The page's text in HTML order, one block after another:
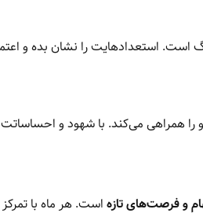
است. استعدادهایت را نشان بده و
را همراهی می‌کند. با شهود و
و فرصت‌های تازه است. هر ماه با